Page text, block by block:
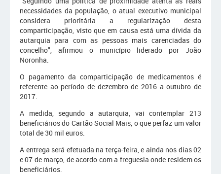
necessidades da população, o atual executivo municipal
considera prioritária a regularização desta
comparticipação, visto que em causa está uma dívida da
autarquia para com as pessoas mais carenciadas do
concelho", afirmou o município liderado por João
Noronha.
O pagamento da comparticipação de medicamentos é
referente ao período de dezembro de 2016 a outubro de
2017.
A medida, segundo a autarquia, vai contemplar 213
beneficiários do Cartão Social Mais, o que perfaz um valor
total de 30 mil euros.
A entrega será efetuada na terça-feira, e ainda nos dias 02
e 07 de março, de acordo com a freguesia onde residem os
beneficiários.